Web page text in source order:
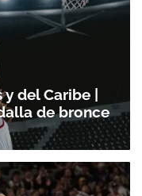
del Caribe |
de bronce